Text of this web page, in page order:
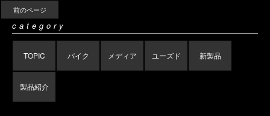
前のページ
category
TOPIC バイク メディア ユーズド 新製品
製品紹介